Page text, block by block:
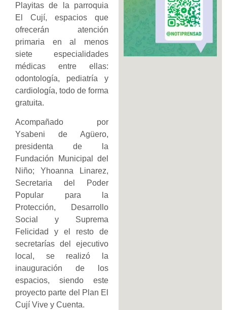
Playitas de la parroquia
El Cují, espacios que
ofrecerán atención
primaria en al menos
siete especialidades
médicas entre ellas:
odontología, pediatría y
cardiología, todo de forma
gratuita.
Acompañado por
Ysabeni de Agüero,
presidenta de la
Fundación Municipal del
Niño; Yhoanna Linarez,
Secretaria del Poder
Popular para la
Protección, Desarrollo
Social y Suprema
Felicidad y el resto de
secretarías del ejecutivo
local, se realizó la
inauguración de los
espacios, siendo este
proyecto parte del Plan El
Cují Vive y Cuenta.